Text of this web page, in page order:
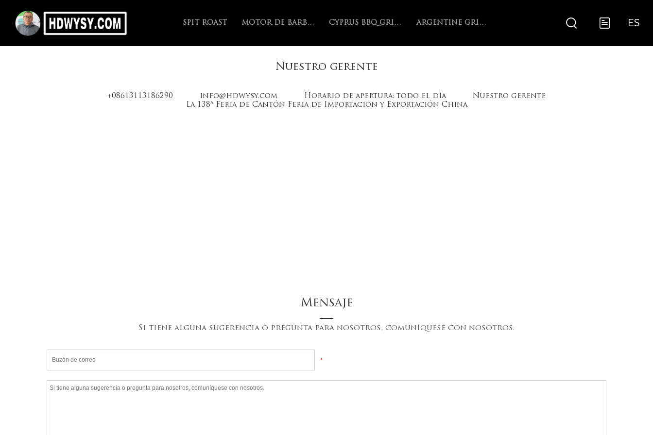
SPIT ROAST MOTOR DE BARBACOA CYPRUS BBQ GRILL ARGENTINE GRILL WITH V-GRATE ROTISSERIE ES
Nuestro gerente
+08613113186290 info@hdwysy.com Horario de apertura: todo el día
Nuestro gerente
La 138ª Feria de Cantón Feria de Importación y Exportación China
Mensaje
Si tiene alguna sugerencia o pregunta para nosotros, comuníquese con nosotros.
*